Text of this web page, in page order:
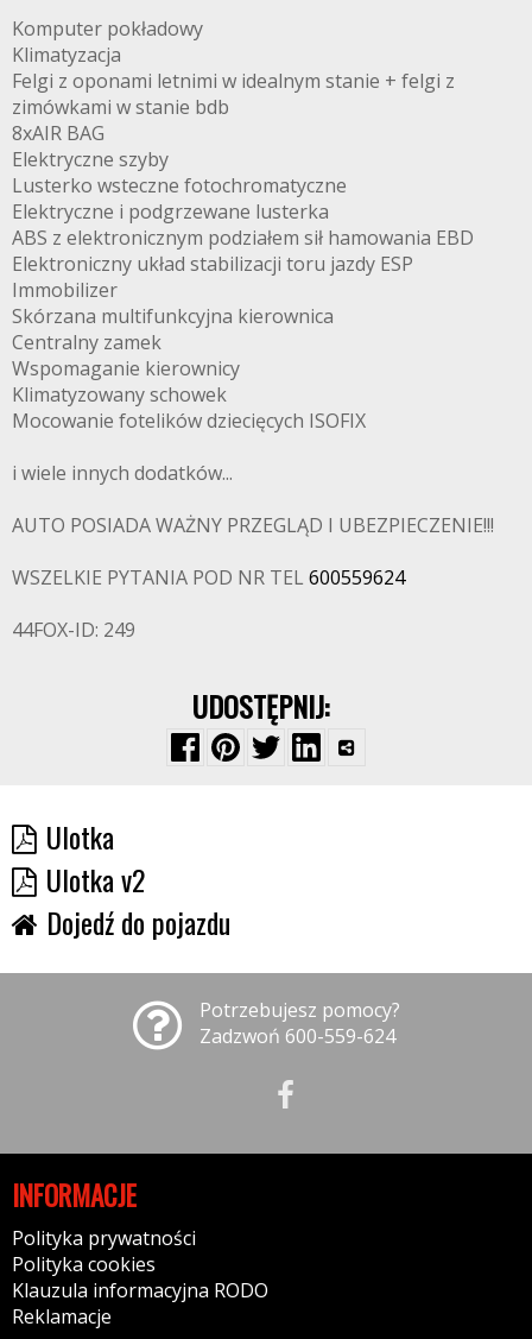
Komputer pokładowy
Klimatyzacja
Felgi z oponami letnimi w idealnym stanie + felgi z
zimówkami w stanie bdb
8xAIR BAG
Elektryczne szyby
Lusterko wsteczne fotochromatyczne
Elektryczne i podgrzewane lusterka
ABS z elektronicznym podziałem sił hamowania EBD
Elektroniczny układ stabilizacji toru jazdy ESP
Immobilizer
Skórzana multifunkcyjna kierownica
Centralny zamek
Wspomaganie kierownicy
Klimatyzowany schowek
Mocowanie fotelików dziecięcych ISOFIX
i wiele innych dodatków...
AUTO POSIADA WAŻNY PRZEGLĄD I UBEZPIECZENIE!!!
WSZELKIE PYTANIA POD NR TEL 600559624
44FOX-ID: 249
UDOSTĘPNIJ:
Ulotka
Ulotka v2
Dojedź do pojazdu
Potrzebujesz pomocy?
Zadzwoń 600-559-624
INFORMACJE
Polityka prywatności
Polityka cookies
Klauzula informacyjna RODO
Reklamacje